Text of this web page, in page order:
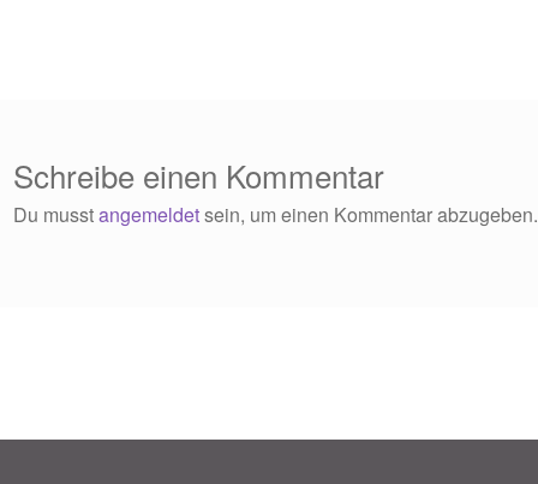
Schreibe einen Kommentar
Du musstangemeldetsein, um einen Kommentar abzugeben.